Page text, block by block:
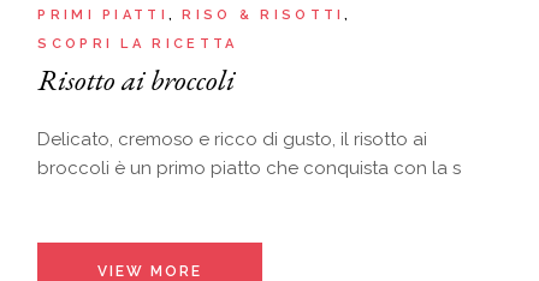
PRIMI PIATTI
RISO & RISOTTI
SCOPRI LA RICETTA
Risotto ai broccoli
Delicato, cremoso e ricco di gusto, il risotto ai
broccoli è un primo piatto che conquista con la s
VIEW MORE